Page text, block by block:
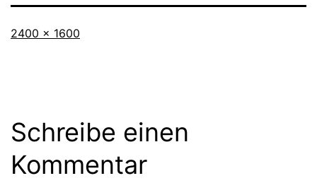
Originalgröße
2400 × 1600
Schreibe einen
Kommentar